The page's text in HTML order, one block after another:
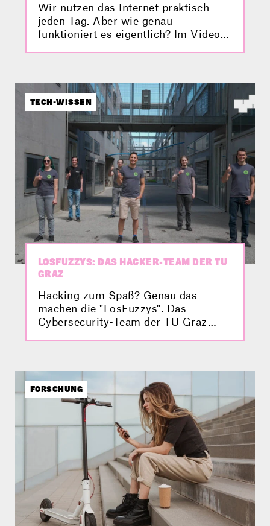
Wir nutzen das Internet praktisch
jeden Tag. Aber wie genau
funktioniert es eigentlich? Im Video
TECH-WISSEN
LOSFUZZYS: DAS HACKER-TEAM DER TU
GRAZ
Hacking zum Spaß? Genau das
machen die "LosFuzzys". Das
Cybersecurity-Team der TU Graz
unterwegs. Im Video stellt sich das
Studierendenteam vor.
FORSCHUNG